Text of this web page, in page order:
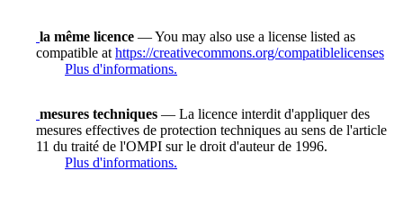
la même licence — You may also use a license listed as
compatible at https://creativecommons.org/compatiblelicenses
Plus d'informations.
mesures techniques — La licence interdit d'appliquer des
mesures effectives de protection techniques au sens de l'article
11 du traité de l'OMPI sur le droit d'auteur de 1996.
Plus d'informations.